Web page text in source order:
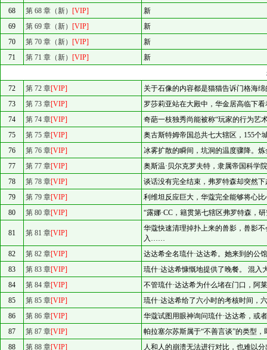
68
第 68 章（新） [VIP]
新
69
第 69 章（新） [VIP]
新
70
第 70 章（新） [VIP]
新
71
第 71 章（新） [VIP]
新
72
第 72 章[VIP]
关于石像的内容都是猫猫告诉门格海
73
第 73 章[VIP]
罗莎莉亚站在大殿中，华金居高临下
74
第 74 章[VIP]
奇葩一枝独秀尚能被称“玩家的行为
75
第 75 章[VIP]
奥古斯特姆帝国总共七大辖区，155
76
第 76 章[VIP]
冰雾扩散的瞬间，坑洞的温度骤降。
77
第 77 章[VIP]
奥斯温·贝尔克罗夫特，隶属帝国科
78
第 78 章[VIP]
谈话没有完全结束，弗罗特森却突然
79
第 79 章[VIP]
利维坦反应巨大，华蔻完全能够将心
80
第 80 章[VIP] “露娜·CC，籍贯第七辖区弗罗特森，
81 第 81 章[VIP]
华蔻快速清理掉扑上来的兽影，兽影
入……
82
第 82 章[VIP]
达达希全名琉什·达达希。她来到的
83
第 83 章[VIP]
琉什·达达希慷慨地提供了晚餐。 混
84
第 84 章[VIP]
不管琉什·达达希为什么堵在门口，
85
第 85 章[VIP]
琉什·达达希给了六小时的考核时间
86
第 86 章[VIP]
华蔻试图用眼神询问琉什·达达希，
87
第 87 章[VIP]
帕拉塞尔苏斯属于“不善言谈”的类型
88
第 88 章[VIP]
人和人的崩溃无法进行对比，也难以